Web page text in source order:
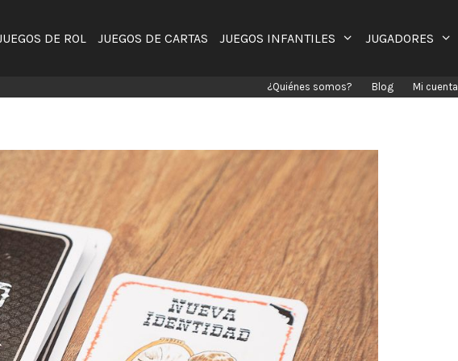
DE ROL JUEGOS DE CARTAS JUEGOS INFANTILES JUGADORES
¿Quiénes somos? Blog Mi cuenta